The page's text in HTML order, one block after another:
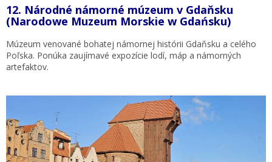
12. Národné námorné múzeum v Gdaňsku
(Narodowe Muzeum Morskie w Gdańsku)
Múzeum venované bohatej námornej histórii Gdaňsku a celého
Poľska. Ponúka zaujímavé expozície lodí, máp a námorných
artefaktov.